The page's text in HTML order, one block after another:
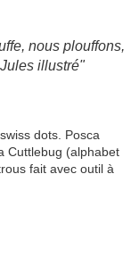
nous plouffons,
illustré"
dots. Posca
Cuttlebug (alphabet
fait avec outil à